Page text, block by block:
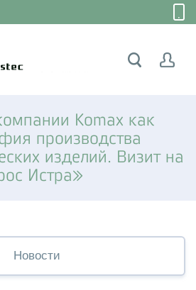
Komax как
производства
изделий. Визит на
Истра»
Новости